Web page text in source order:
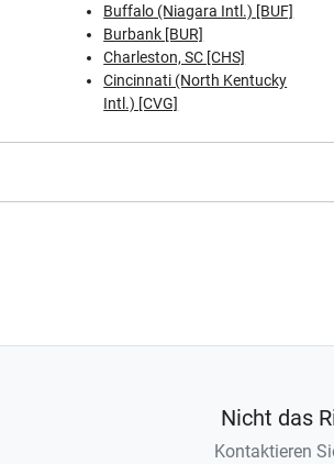
Buffalo (Niagara Intl.) [BUF]
Burbank [BUR]
Charleston, SC [CHS]
Cincinnati (North Kentucky
Intl.) [CVG]
Nicht das
Kontaktieren